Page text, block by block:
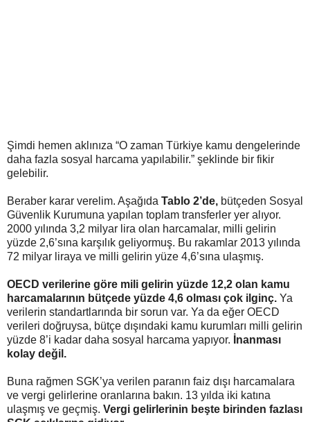
Şimdi hemen aklınıza “O zaman Türkiye kamu dengelerinde
daha fazla sosyal harcama yapılabilir.” şeklinde bir fikir
gelebilir.
Beraber karar verelim. Aşağıda Tablo 2’de, bütçeden Sosyal
Güvenlik Kurumuna yapılan toplam transferler yer alıyor.
2000 yılında 3,2 milyar lira olan harcamalar, milli gelirin
yüzde 2,6’sına karşılık geliyormuş. Bu rakamlar 2013 yılında
72 milyar liraya ve milli gelirin yüze 4,6’sına ulaşmış.
OECD verilerine göre mili gelirin yüzde 12,2 olan kamu
harcamalarının bütçede yüzde 4,6 olması çok ilginç. Ya
verilerin standartlarında bir sorun var. Ya da eğer OECD
verileri doğruysa, bütçe dışındaki kamu kurumları milli gelirin
yüzde 8’i kadar daha sosyal harcama yapıyor. İnanması
kolay değil.
Buna rağmen SGK’ya verilen paranın faiz dışı harcamalara
ve vergi gelirlerine oranlarına bakın. 13 yılda iki katına
ulaşmış ve geçmiş. Vergi gelirlerinin beşte birinden fazlası